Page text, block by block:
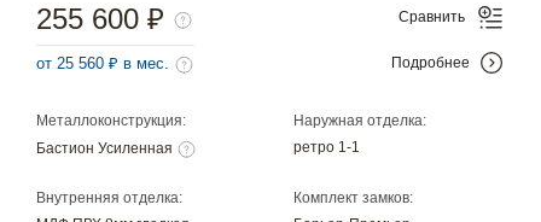
Металлоконструкция:
Бастион Усиленная
Наружная отделка:
ретро 1-1
Внутренняя отделка:
Комплект замков:
255 600 ₽
от 25 560 ₽ в мес.
Сравнить
Подробнее